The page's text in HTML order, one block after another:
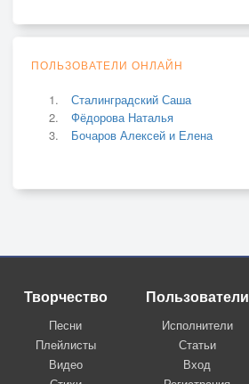
ПОЛЬЗОВАТЕЛИ ОНЛАЙН
Сталинградский Саша
Фёдорова Наталья
Бочаров Алексей и Елена
Творчество
Песни
Плейлисты
Видео
Пользователи
Исполнители
Статьи
Вход